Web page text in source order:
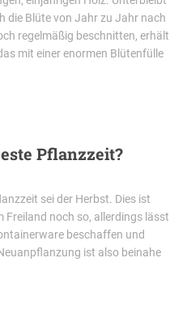
die Blüte von Jahr zu Jahr nach
regelmäßig beschnitten, erhält
mit einer enormen Blütenfülle
Pflanzzeit?
sei der Herbst. Dies ist
Freiland noch so, allerdings lässt
beschaffen und
ist also beinahe